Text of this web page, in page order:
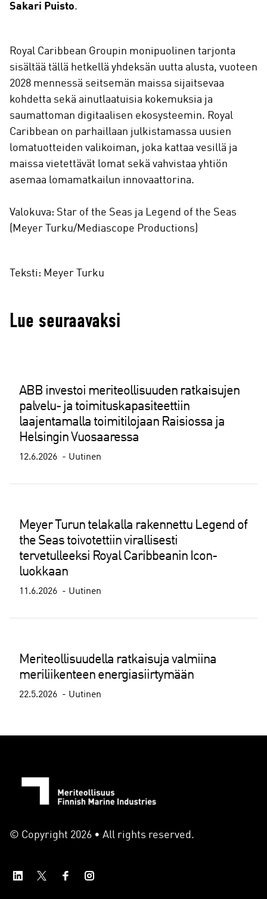
Sakari Puisto.
Royal Caribbean Groupin monipuolinen tarjonta
sisältää tällä hetkellä yhdeksän uutta alusta, vuoteen
2028 mennessä seitsemän maissa sijaitsevaa
kohdetta sekä ainutlaatuisia kokemuksia ja
saumattoman digitaalisen ekosysteemin. Royal
Caribbean on parhaillaan julkistamassa uusien
lomatuotteiden valikoiman, joka kattaa vesillä ja
maissa vietettävät lomat sekä vahvistaa yhtiön
asemaa lomamatkailun innovaattorina.
Valokuva: Star of the Seas ja Legend of the Seas
(Meyer Turku/Mediascope Productions)
Teksti: Meyer Turku
Lue seuraavaksi
ABB investoi meriteollisuuden ratkaisujen
palvelu- ja toimituskapasiteettiin
laajentamalla toimitilojaan Raisiossa ja
Helsingin Vuosaaressa
12.6.2026 Uutinen
Meyer Turun telakalla rakennettu Legend of
the Seas toivotettiin virallisesti
tervetulleeksi Royal Caribbeanin Icon-
luokkaan
11.6.2026 Uutinen
Meriteollisuudella ratkaisuja valmiina
meriliikenteen energiasiirtymään
22.5.2026 Uutinen
© Copyright 2026 • All rights reserved.